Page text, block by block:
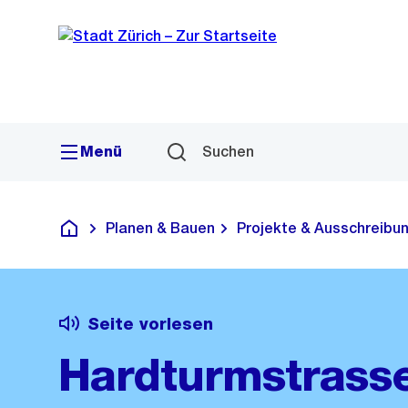
Navigation
Sprunglink
Menü Suchen
Deutsch
Planen & Bauen Projekte &
Seite vorlesen